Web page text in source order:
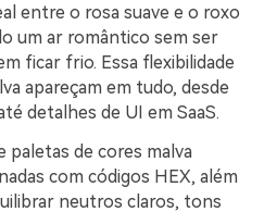
entre o rosa suave e o roxo
um ar romântico sem ser
ficar frio. Essa flexibilidade
apareçam em tudo, desde
detalhes de UI em SaaS.
paletas de cores malva
com códigos HEX, além
neutros claros, tons